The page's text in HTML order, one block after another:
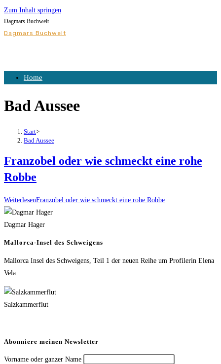
Zum Inhalt springen
Dagmars Buchwelt
Dagmars Buchwelt
Home
Bad Aussee
Start>
Bad Aussee
Franzobel oder wie schmeckt eine rohe
Robbe
WeiterlesenFranzobel oder wie schmeckt eine rohe Robbe
Dagmar Hager
Mallorca-Insel des Schweigens
Mallorca Insel des Schweigens, Teil 1 der neuen Reihe um Profilerin Elena
Vela
Salzkammerflut
Abonniere meinen Newsletter
Vorname oder ganzer Name